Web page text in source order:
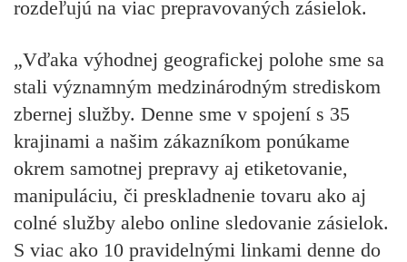
rozdeľujú na viac prepravovaných zásielok.
„Vďaka výhodnej geografickej polohe sme sa
stali významným medzinárodným strediskom
zbernej služby. Denne sme v spojení s 35
krajinami a našim zákazníkom ponúkame
okrem samotnej prepravy aj etiketovanie,
manipuláciu, či preskladnenie tovaru ako aj
colné služby alebo online sledovanie zásielok.
S viac ako 10 pravidelnými linkami denne do